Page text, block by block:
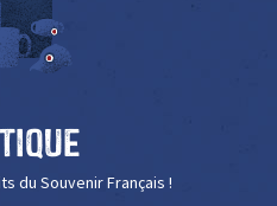
du Souvenir Français !